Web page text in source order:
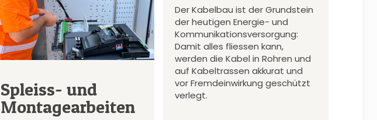
Spleiss- und
Montagearbeiten
Der Kabelbau ist der Grundstein
der heutigen Energie- und
Kommunikationsversorgung:
Damit alles fliessen kann,
werden die Kabel in Rohren und
auf Kabeltrassen akkurat und
vor Fremdeinwirkung geschützt
verlegt.